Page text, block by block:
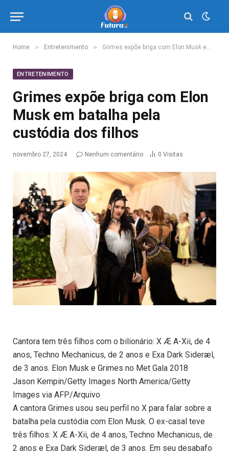
Home » Entretenimento » Grimes expõe briga com Elon Musk em batalha pela custódia dos filhos
ENTRETENIMENTO
Grimes expõe briga com Elon
Musk em batalha pela
custódia dos filhos
novembro 27, 2024 Nenhum comentário 0 Visitas
Cantora tem três filhos com o bilionário: X Æ A-Xii, de 4
anos, Techno Mechanicus, de 2 anos e Exa Dark Sideræl,
de 3 anos. Elon Musk e Grimes no Met Gala 2018
Jason Kempin/Getty Images North America/Getty
Images via AFP/Arquivo
A cantora Grimes usou seu perfil no X para falar sobre a
batalha pela custódia com Elon Musk. O ex-casal teve
três filhos: X Æ A-Xii, de 4 anos, Techno Mechanicus, de
2 anos e Exa Dark Sideræl, de 3 anos. Em seu desabafo